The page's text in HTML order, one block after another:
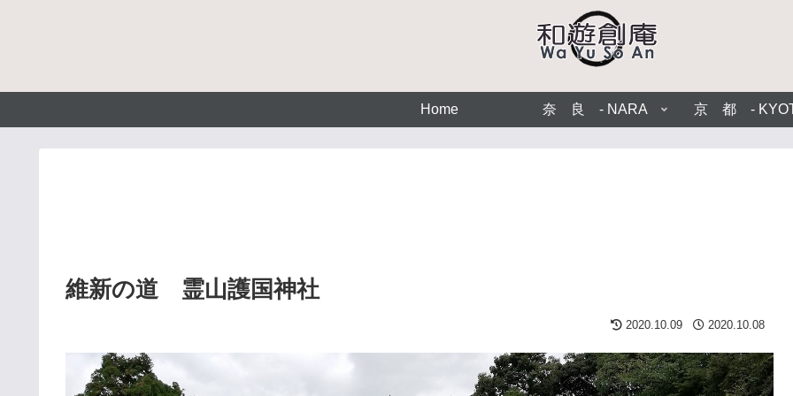
Home 奈 良 - NARA 京 都 -
維新の道 霊山護国神社
2020.10.09 2020.10.08